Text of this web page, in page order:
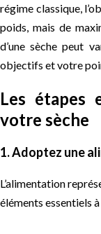
régime classique,
poids, mais de
d’une sèche peut
objectifs et votre
Les étapes
votre sèche
1. Adoptez une
L’alimentation
éléments essentiels